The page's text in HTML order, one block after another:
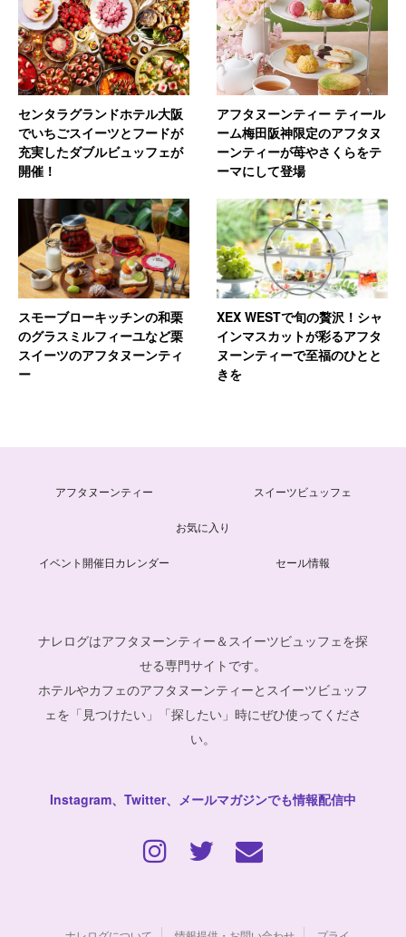
センタラグランドホテル大阪
でいちごスイーツとフードが
充実したダブルビュッフェが
開催！
アフタヌーンティー ティール
ーム梅田阪神限定のアフタヌ
ーンティーが苺やさくらをテ
ーマにして登場
スモーブローキッチンの和栗
のグラスミルフィーユなど栗
スイーツのアフタヌーンティ
ー
XEX WESTで旬の贅沢！シャ
インマスカットが彩るアフタ
ヌーンティーで至福のひとと
きを
アフタヌーンティー スイーツビュッフェ
お気に入り
イベント開催日カレンダー セール情報
ナレログはアフタヌーンティー＆スイーツビュッフェを探
せる専門サイトです。
ホテルやカフェのアフタヌーンティーとスイーツビュッフ
ェを「見つけたい」「探したい」時にぜひ使ってくださ
い。
Instagram、Twitter、メールマガジンでも情報配信中